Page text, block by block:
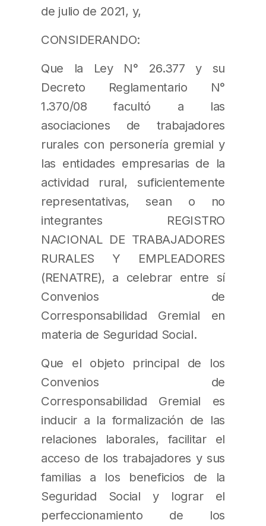
de julio de 2021, y,
CONSIDERANDO:
Que la Ley N° 26.377 y su
Decreto Reglamentario N°
1.370/08 facultó a las
asociaciones de trabajadores
rurales con personería gremial y
las entidades empresarias de la
actividad rural, suficientemente
representativas, sean o no
integrantes REGISTRO
NACIONAL DE TRABAJADORES
RURALES Y EMPLEADORES
(RENATRE), a celebrar entre sí
Convenios de
Corresponsabilidad Gremial en
materia de Seguridad Social.
Que el objeto principal de los
Convenios de
Corresponsabilidad Gremial es
inducir a la formalización de las
relaciones laborales, facilitar el
acceso de los trabajadores y sus
familias a los beneficios de la
Seguridad Social y lograr el
perfeccionamiento de los